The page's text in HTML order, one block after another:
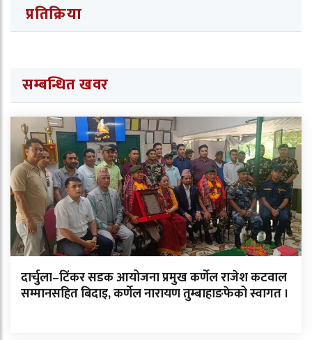
प्रतिक्रिया
सम्बन्धित खवर
दार्चुला–टिंकर सडक आयोजना प्रमुख कर्णेल राजेश कटवाल
सम्मानसहित बिदाइ, कर्णेल नारायण तुम्बाहाङफेको स्वागत ।